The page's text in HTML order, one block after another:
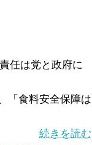
任は党と政府に
「食料安全保障は
続きを読む